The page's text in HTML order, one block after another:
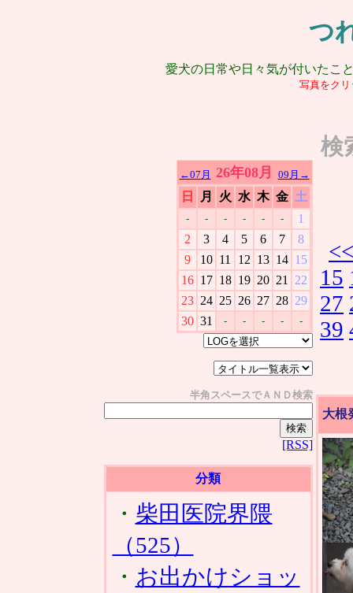
つ
愛犬の日常や日々気が付いたこ
写真をク
←07月 26年08月 09月→
日 月 火 水 木 金 土
- - - - - -
1
2
3 4 5 6 7
8
9
10 11 12 13 14 15
16 17 18 19 20 21
22
23 24 25 26 27 28 29
30 31 - - - - -
半角スペースでＡＮＤ検索
[RSS]
分類
・ 柴田医院界隈
（525）
・ お出かけショッ
検
<<
15
27
39
大根